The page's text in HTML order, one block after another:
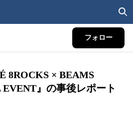
フォロー
8ROCKS × BEAMS
EVENT』の事後レポート